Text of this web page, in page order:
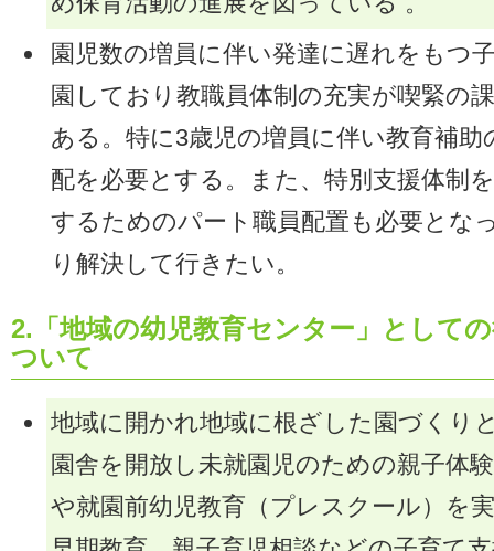
園児数の増員に伴い発達に遅れをもつ
園しており教職員体制の充実が喫緊の
ある。特に3歳児の増員に伴い教育補助
配を必要とする。また、特別支援体制
するためのパート職員配置も必要とな
り解決して行きたい。
2.「地域の幼児教育センター」として
ついて
地域に開かれ地域に根ざした園づくり
園舎を開放し未就園児のための親子体
や就園前幼児教育（プレスクール）を